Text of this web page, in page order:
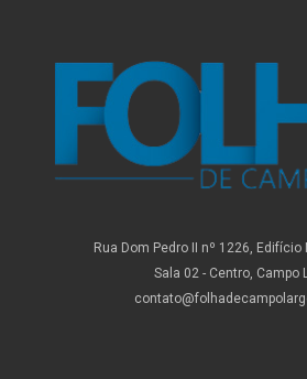
Rua Dom Pedro II nº 1226, Edifício
Sala 02 - Centro, Campo